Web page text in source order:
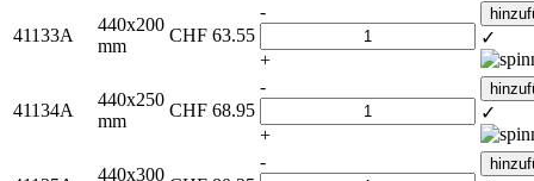
41133A
440x200
mm
CHF 63.55
-
+
✓
41134A
440x250
mm
CHF 68.95
-
+
✓
440x300
-